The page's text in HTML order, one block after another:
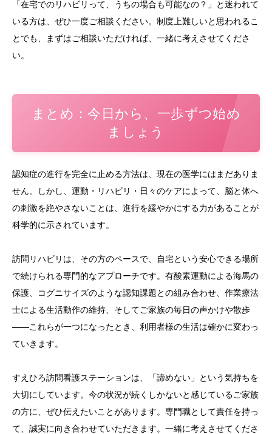
「在宅でのリハビリって、うちの場合も可能なの？」と迷われて
いる方は、ぜひ一度ご相談ください。制度上難しいと思われるこ
とでも、まずはご相談いただければ、一緒に考えさせてくださ
い。
まとめ：今日から、一歩ずつ始め
ましょう
認知症の進行を完全に止める方法は、現在の医学にはまだありま
せん。しかし、運動・リハビリ・日々のケアによって、脳と体へ
の刺激を絶やさないことは、進行を緩やかにする力があることが
科学的に示されています。
訪問リハビリは、その方のペースで、自宅という安心できる場所
で続けられる専門的なアプローチです。有酸素運動による海馬の
保護、コグニサイズのような認知課題との組み合わせ、作業療法
士による生活動作の維持、そしてご家族の毎日の声かけや散歩
——これらが一つになったとき、利用者様の生活は確かに変わっ
ていきます。
すえひろ訪問看護ステーションは、「諦めない」という気持ちを
大切にしています。今の状況が続くしかないと感じているご家族
の方に、ぜひ伝えたいことがあります。専門職として責任を持っ
て、誠実に向き合わせていただきます。一緒に考えさせてくださ